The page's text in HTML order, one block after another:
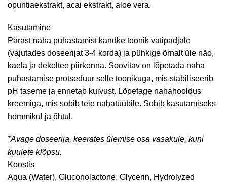
opuntiaekstrakt, acai ekstrakt, aloe vera.
Kasutamine
Pärast naha puhastamist kandke toonik vatipadjale
(vajutades doseerijat 3-4 korda) ja pühkige õrnalt üle näo,
kaela ja dekoltee piirkonna. Soovitav on lõpetada naha
puhastamise protseduur selle toonikuga, mis stabiliseerib
pH taseme ja ennetab kuivust. Lõpetage nahahooldus
kreemiga, mis sobib teie nahatüübile. Sobib kasutamiseks
hommikul ja õhtul.
*Avage doseerija, keerates ülemise osa vasakule, kuni
kuulete klõpsu.
Koostis
Aqua (Water), Gluconolactone, Glycerin, Hydrolyzed